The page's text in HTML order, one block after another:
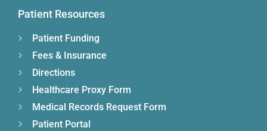
Patient Resources
Patient Funding
Fees & Insurance
Directions
Healthcare Proxy Form
Medical Records Request Form
Patient Portal